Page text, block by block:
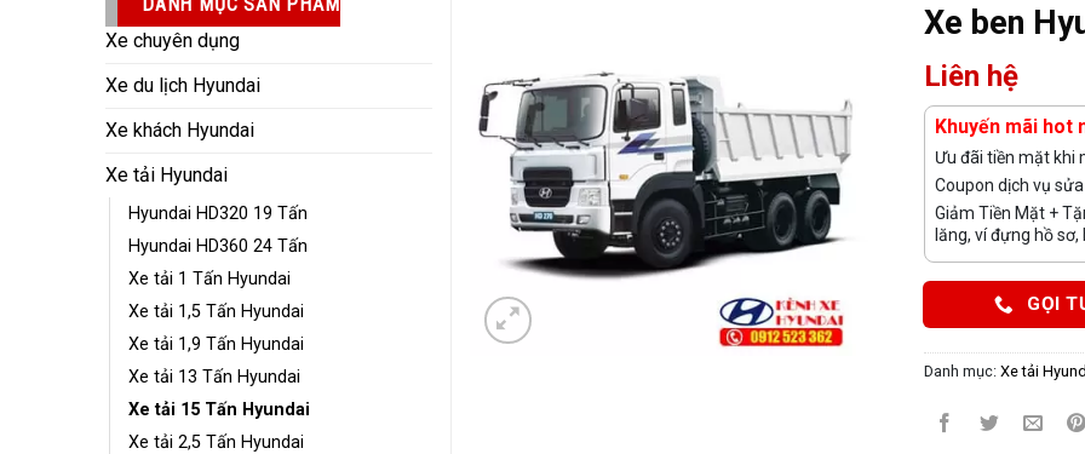
Xe chuyên dụng
Xe du lịch Hyundai
Xe khách Hyundai
Xe tải Hyundai
Hyundai HD320 19 Tấn
Hyundai HD360 24 Tấn
Xe tải 1 Tấn Hyundai
Xe tải 1,5 Tấn Hyundai
Xe tải 1,9 Tấn Hyundai
Xe tải 13 Tấn Hyundai
Xe tải 15 Tấn Hyundai
Xe tải 2,5 Tấn Hyundai
Xe ben
Liên hệ
Khuyến mãi hot
Ưu đãi tiền mặt khi
Coupon dịch vụ
Giảm Tiền Mặt +
lăng, ví đựng hồ
GỌI
Danh mục: Xe tải